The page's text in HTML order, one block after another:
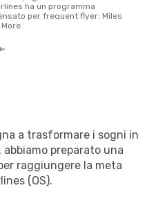
ha un programma
per frequent flyer: Miles
More
a trasformare i sogni in
preparato una
raggiungere la meta
(OS).